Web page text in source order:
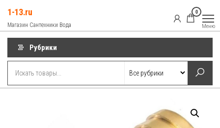
содержимому
1-13.ru
Магазин Сантехники Вода
0
Меню
Рубрики